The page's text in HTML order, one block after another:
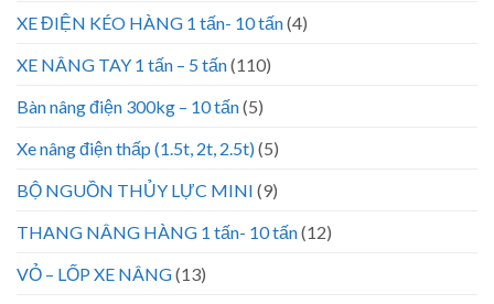
XE ĐIỆN KÉO HÀNG 1 tấn- 10 tấn(4)
XE NÂNG TAY 1 tấn – 5 tấn(110)
Bàn nâng điện 300kg – 10 tấn(5)
Xe nâng điện thấp (1.5t, 2t, 2.5t)(5)
BỘ NGUỒN THỦY LỰC MINI (9)
THANG NÂNG HÀNG 1 tấn- 10 tấn(12)
VỎ – LỐP XE NÂNG(13)